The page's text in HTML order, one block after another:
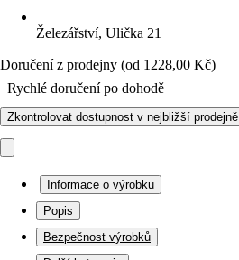
Železářství, Ulička 21
Doručení z prodejny (od 1228,00 Kč)
Rychlé doručení po dohodě
Zkontrolovat dostupnost v nejbližší prodejně
Informace o výrobku
Popis
Bezpečnost výrobků